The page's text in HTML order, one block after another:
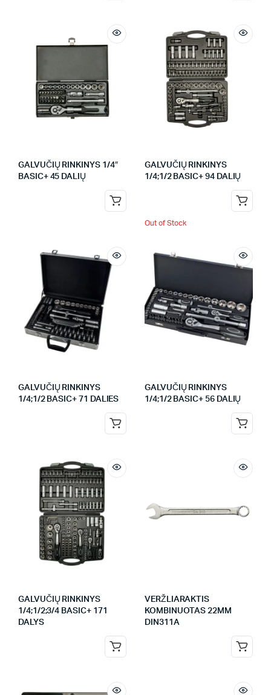
GALVUČIŲ RINKINYS 1/4″
BASIC+ 45 DALIŲ
GALVUČIŲ RINKINYS
1/4;1/2 BASIC+ 94 DALIŲ
Out of Stock
GALVUČIŲ RINKINYS
1/4;1/2 BASIC+ 71 DALIES
GALVUČIŲ RINKINYS
1/4;1/2 BASIC+ 56 DALIŲ
GALVUČIŲ RINKINYS
1/4;1/2;3/4 BASIC+ 171
DALYS
VERŽLIARAKTIS
KOMBINUOTAS 22MM
DIN311A